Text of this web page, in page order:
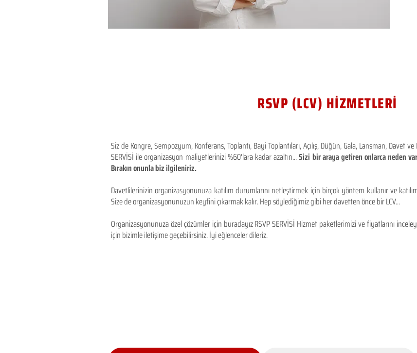
RSVP (LCV) HİZMETLERİ
Siz de Kongre, Sempozyum, Konferans, Toplantı, Bayi Toplantıları, Açılış, Düğün, Gala, Lansman, Davet
SERVİSİ ile organizasyon maliyetlerinizi %60'lara kadar azaltın...Sizi bir araya getiren onlarca neden
Bırakın onunla biz ilgileniriz.
Davetlilerinizin organizasyonunuza katılım durumlarını netleştirmek için birçok yöntem kullanır ve
Size de organizasyonunuzun keyfini çıkarmak kalır. Hep söylediğimiz gibi her davetten önce bir LCV...
Organizasyonunuza özel çözümler için buradayız RSVP SERVİSİ Hizmet paketlerimizi ve fiyatlarını
için bizimle iletişime geçebilirsiniz. İyi eğlenceler dileriz.